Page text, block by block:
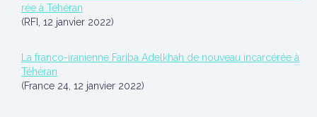
rée à Téhéran
(RFI, 12 janvier 2022)
La franco-iranienne Fariba Adelkhah de nouveau incarcérée à
Téhéran
(France 24, 12 janvier 2022)